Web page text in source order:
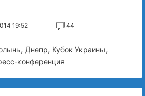
19:52 44
, Днепр, Кубок Украины,
конференция